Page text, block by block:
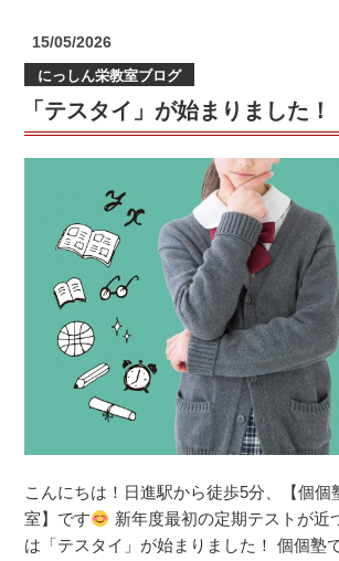
き
出
す
OK
ド
や
気
す
ワ
ー
投
日:
15/05/2026
にっしん栄教室ブログ
「テスタイ」が始まりました！
こんにちは！日進駅から徒歩5分、【個個
室】です
新年度最初の定期テストが近
は「テスタイ」が始まりました！ 個個塾